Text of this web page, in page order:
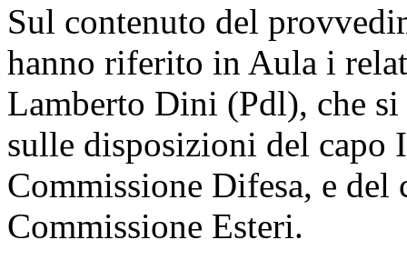
Sul contenuto del
hanno riferito in Aula i
Lamberto Dini (Pdl), che
sulle disposizioni del capo
Commissione Difesa, e
Commissione Esteri.